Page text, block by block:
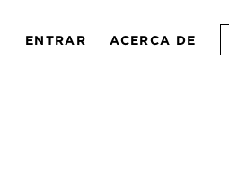
ENTRAR ACERCA DE